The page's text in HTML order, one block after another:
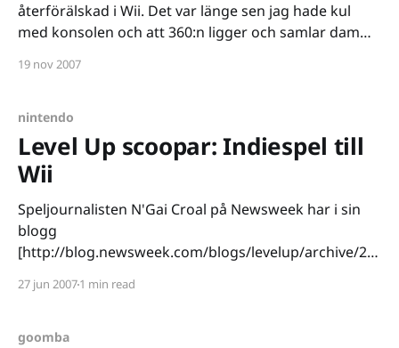
återförälskad i Wii. Det var länge sen jag hade kul
med konsolen och att 360:n ligger och samlar damm i
fantastiskt Marios senaste äventyr är. Intrycken
19 nov 2007
nintendo
Level Up scoopar: Indiespel till
Wii
Speljournalisten N'Gai Croal på Newsweek har i sin
blogg
[http://blog.newsweek.com/blogs/levelup/archive/20
wiiware.aspx] avslöjat Nintendos framtidsplaner. Vi
välmeriterade spelhus såväl som från indieutvecklare.
27 jun 20071 min read
goomba